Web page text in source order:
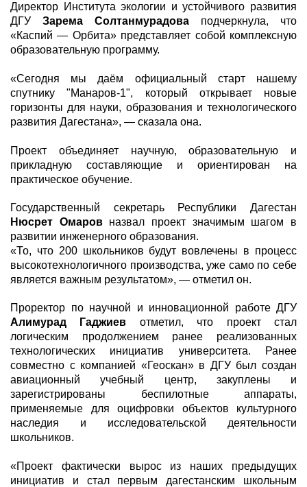
Директор Института экологии и устойчивого развития
ДГУ Зарема Солтанмурадова подчеркнула, что
«Каспий — Орбита» представляет собой комплексную
образовательную программу.
«Сегодня мы даём официальный старт нашему
спутнику "Манаров-1", который открывает новые
горизонты для науки, образования и технологического
развития Дагестана», — сказала она.
Проект объединяет научную, образовательную и
прикладную составляющие и ориентирован на
практическое обучение.
Государственный секретарь Республики Дагестан
Нюсрет Омаровназвал проект значимым шагом в
развитии инженерного образования.
«То, что 200 школьников будут вовлечены в процесс
высокотехнологичного производства, уже само по себе
является важным результатом», — отметил он.
Проректор по научной и инновационной работе ДГУ
Алимурад Гаджиев отметил, что проект стал
логическим продолжением ранее реализованных
технологических инициатив университета. Ранее
совместно с компанией «Геоскан» в ДГУ был создан
авиационный учебный центр, закуплены и
зарегистрированы беспилотные аппараты,
применяемые для оцифровки объектов культурного
наследия и исследовательской деятельности
школьников.
«Проект фактически вырос из наших предыдущих
инициатив и стал первым дагестанским школьным